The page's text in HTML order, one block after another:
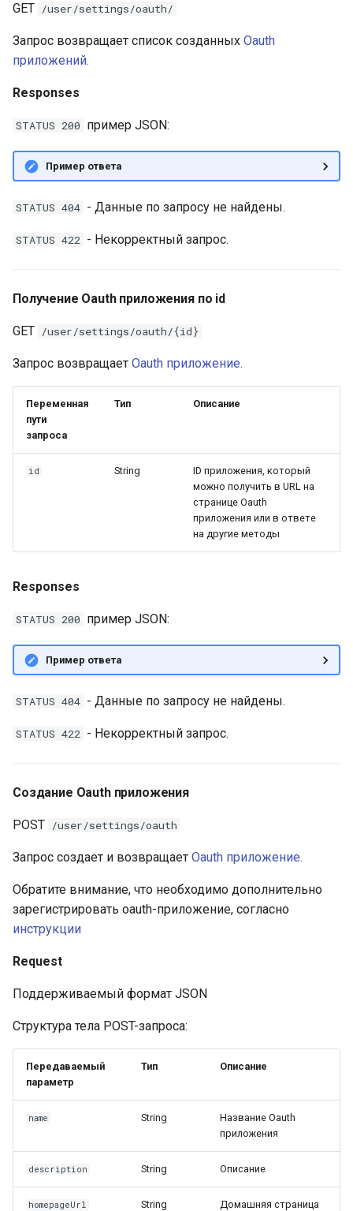
GET /user/settings/oauth/
Запрос возвращает список созданных Oauth
приложений.
Responses
STATUS 200 пример JSON:
Пример ответа
STATUS 404 - Данные по запросу не найдены.
STATUS 422 - Некорректный запрос.
Получение Oauth приложения по id
GET /user/settings/oauth/{id}
Запрос возвращает Oauth приложение.
Переменная
пути
запроса
Тип Описание
id String
ID приложения, который
можно получить в URL на
странице Oauth
приложения или в ответе
на другие методы
Responses
STATUS 200 пример JSON:
Пример ответа
STATUS 404 - Данные по запросу не найдены.
STATUS 422 - Некорректный запрос.
Создание Oauth приложения
POST /user/settings/oauth
Запрос создает и возвращает Oauth приложение.
Обратите внимание, что необходимо дополнительно
зарегистрировать oauth-приложение, согласно
инструкции
Request
Поддерживаемый формат JSON
Структура тела POST-запроса:
Передаваемый
параметр
Тип Описание
name String
Название Oauth
приложения
description String Описание
homepageUrl String Домашняя страница